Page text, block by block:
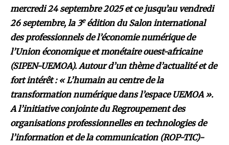
mercredi 24 septembre 2025 et ce jusqu’au vendredi
26 septembre, la 3eédition du Salon international
des professionnels de l’économie numérique de
l’Union économique et monétaire ouest-africaine
(SIPEN-UEMOA). Autour d’un thème d’actualité et de
fort intérêt : « L’humain au centre de la
transformation numérique dans l’espace UEMOA ».
A l’initiative conjointe du Regroupement des
organisations professionnelles en technologies de
l’information et de la communication (ROP-TIC)-